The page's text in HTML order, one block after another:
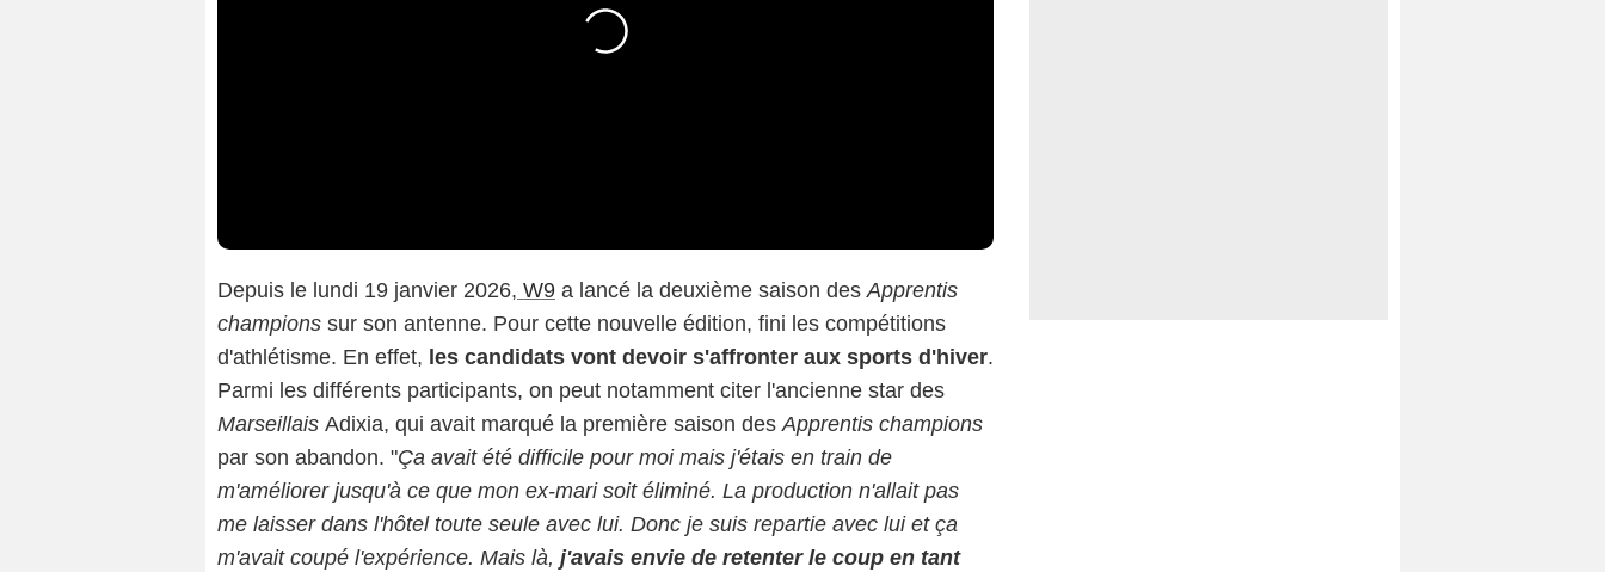
Depuis le lundi 19 janvier 2026, W9 a lancé la deuxième saison desApprentis
champions sur son antenne. Pour cette nouvelle édition, fini les compétitions
d'athlétisme. En effet, les candidats vont devoir s'affronter aux sports d'hiver.
Parmi les différents participants, on peut notamment citer l'ancienne star des
Marseillais Adixia, qui avait marqué la première saison desApprentis champions
par son abandon. "Ça avait été difficile pour moi mais j'étais en train de
m'améliorer jusqu'à ce que mon ex-mari soit éliminé. La production n'allait pas
me laisser dans l'hôtel toute seule avec lui. Donc je suis repartie avec lui et ça
m'avait coupé l'expérience. Mais là, j'avais envie de retenter le coup en tant